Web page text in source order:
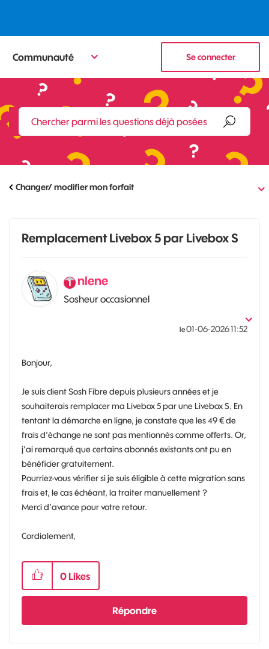
Communauté Se connecter
Changer/ modifier mon forfait
Remplacement Livebox 5 par Livebox S
nlene
Sosheur occasionnel
le‎01-06-202611:52
Bonjour,
Je suis client Sosh Fibre depuis plusieurs années et je
souhaiterais remplacer ma Livebox 5 par une Livebox S. En
tentant la démarche en ligne, je constate que les 49 € de
frais d’échange ne sont pas mentionnés comme offerts. Or,
j’ai remarqué que certains abonnés existants ont pu en
bénéficier gratuitement.
Pourriez-vous vérifier si je suis éligible à cette migration sans
frais et, le cas échéant, la traiter manuellement ?
Merci d’avance pour votre retour.
Cordialement,
0 Likes
Répondre